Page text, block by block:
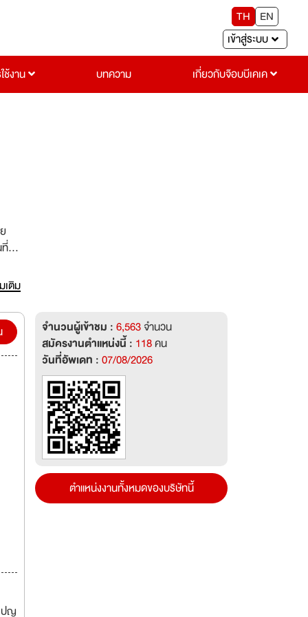
TH
EN
เข้าสู่ระบบ
ช้งาน
บทความ เกี่ยวกับจ๊อบบีเคเค
สิ่งที่
ณ
อบ
ทที่
น
เติม
ปญ
จำนวนผู้เข้าชม :6,563จำนวน
สมัครงานตำแหน่งนี้ : 118คน
วันที่อัพเดท :07/08/2026
ตำแหน่งงานทั้งหมดของบริษัทนี้